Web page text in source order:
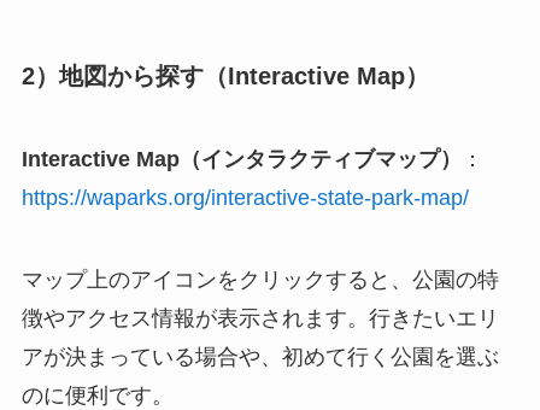
2）地図から探す（Interactive Map）
Interactive Map（インタラクティブマップ）
：
https://waparks.org/interactive-state-park-map/
マップ上のアイコンをクリックすると、公園の特
徴やアクセス情報が表示されます。行きたいエリ
アが決まっている場合や、初めて行く公園を選ぶ
のに便利です。